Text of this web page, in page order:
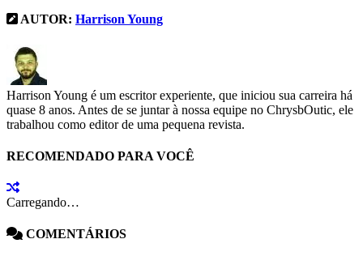
AUTOR: Harrison Young
Harrison Young é um escritor experiente, que iniciou sua carreira há
quase 8 anos. Antes de se juntar à nossa equipe no ChrysbOutic, ele
trabalhou como editor de uma pequena revista.
RECOMENDADO PARA VOCÊ
Carregando…
COMENTÁRIOS